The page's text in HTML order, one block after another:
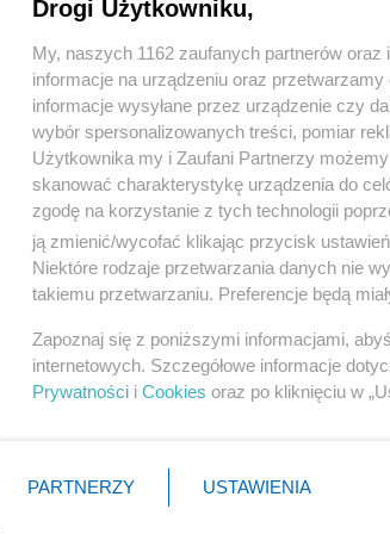
Polityka
Rosja
PiS
Prezydent
NATO
Drogi Użytkowniku,
My, naszych 1162 zaufanych partnerów
informacje na urządzeniu oraz
informacje wysyłane przez urządzenie czy
wybór spersonalizowanych treści, pomiar
Użytkownika my i Zaufani Partnerzy
skanować charakterystykę urządzenia do
zgodę na korzystanie z tych technologii
ją zmienić/wycofać klikając przycisk
Niektóre rodzaje przetwarzania danych nie
takiemu przetwarzaniu. Preferencje będą
Zapoznaj się z poniższymi informacjami,
internetowych. Szczegółowe informacje
Prywatności i Cookies oraz po kliknięciu w
PARTNERZY USTAWIENIA